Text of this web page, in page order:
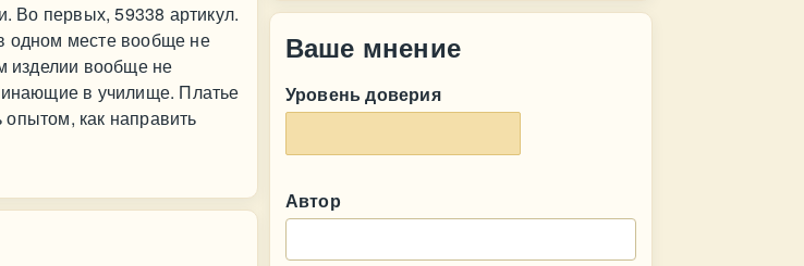
Во первых, 59338 артикул.
одном месте вообще не
изделии вообще не
в училище. Платье
как направить
Ваше мнение
Уровень доверия
Автор